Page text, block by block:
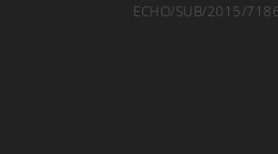
ECHO/SUB/2015/